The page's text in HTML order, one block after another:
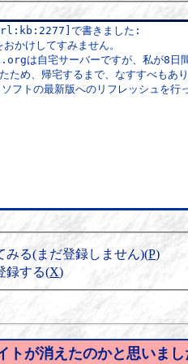
みる(まだ登録しません)(P)
録する(X)
トが消えたのかと思いまし